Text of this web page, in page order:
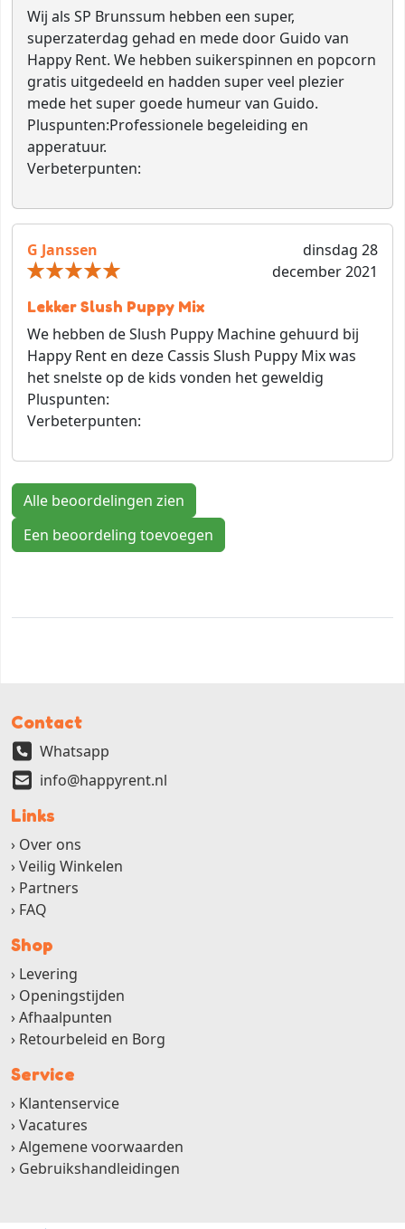
Wij als SP Brunssum hebben een super,
superzaterdag gehad en mede door Guido van
Happy Rent. We hebben suikerspinnen en popcorn
gratis uitgedeeld en hadden super veel plezier
mede het super goede humeur van Guido.
Pluspunten:Professionele begeleiding en
apperatuur.
Verbeterpunten:
G Janssen
dinsdag 28
december 2021
Lekker Slush Puppy Mix
We hebben de Slush Puppy Machine gehuurd bij
Happy Rent en deze Cassis Slush Puppy Mix was
het snelste op de kids vonden het geweldig
Pluspunten:
Verbeterpunten:
Alle beoordelingen zien
Een beoordeling toevoegen
Contact
Whatsapp
info@happyrent.nl
Links
Over ons
Veilig Winkelen
Partners
FAQ
Shop
Levering
Openingstijden
Afhaalpunten
Retourbeleid en Borg
Service
Klantenservice
Vacatures
Algemene voorwaarden
Gebruikshandleidingen